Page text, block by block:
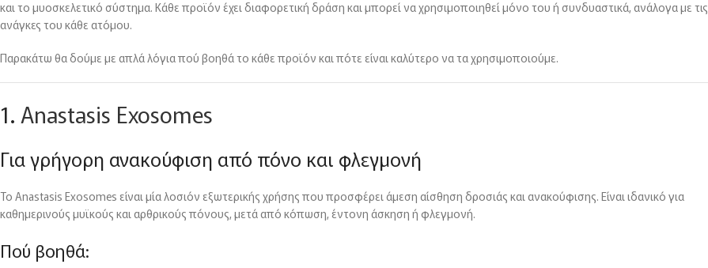
και το μυοσκελετικό σύστημα. Κάθε προϊόν έχει διαφορετική δράση και μπορεί να χρησιμοποιηθεί μόνο του ή συνδυαστικά, ανάλογα με τις
ανάγκες του κάθε ατόμου.
Παρακάτω θα δούμε με απλά λόγια πού βοηθά το κάθε προϊόν και πότε είναι καλύτερο να τα χρησιμοποιούμε.
1. Anastasis Exosomes
Για γρήγορη ανακούφιση από πόνο και φλεγμονή
Το Anastasis Exosomes είναι μία λοσιόν εξωτερικής χρήσης που προσφέρει άμεση αίσθηση δροσιάς και ανακούφισης. Είναι ιδανικό για
καθημερινούς μυϊκούς και αρθρικούς πόνους, μετά από κόπωση, έντονη άσκηση ή φλεγμονή.
Πού βοηθά: